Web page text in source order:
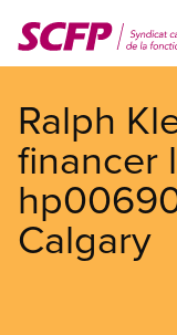
au
contenu
Ralph
financer
Calgary